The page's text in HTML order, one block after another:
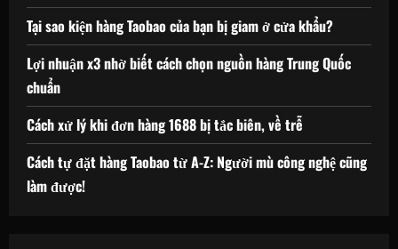
Tại sao kiện hàng Taobao của bạn bị giam ở cửa khẩu?
Lợi nhuận x3 nhờ biết cách chọn nguồn hàng Trung Quốc
chuẩn
Cách xử lý khi đơn hàng 1688 bị tắc biên, về trễ
Cách tự đặt hàng Taobao từ A-Z: Người mù công nghệ cũng
làm được!